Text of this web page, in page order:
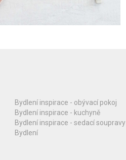
Bydlení inspirace - obývací pokoj
Bydlení inspirace - kuchyně
Bydlení inspirace - sedací soupravy
Bydlení